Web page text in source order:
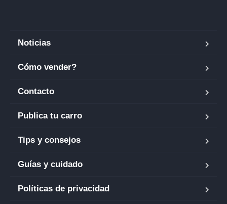
Noticias
Cómo vender?
Contacto
Publica tu carro
Tips y consejos
Guías y cuidado
Políticas de privacidad